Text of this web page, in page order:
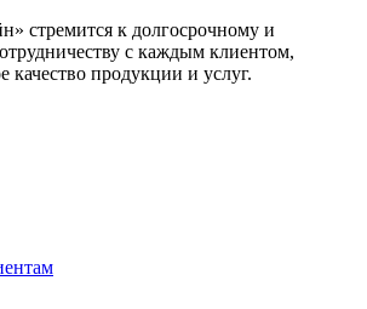
стремится к долгосрочному и
с каждым клиентом,
качество продукции и услуг.